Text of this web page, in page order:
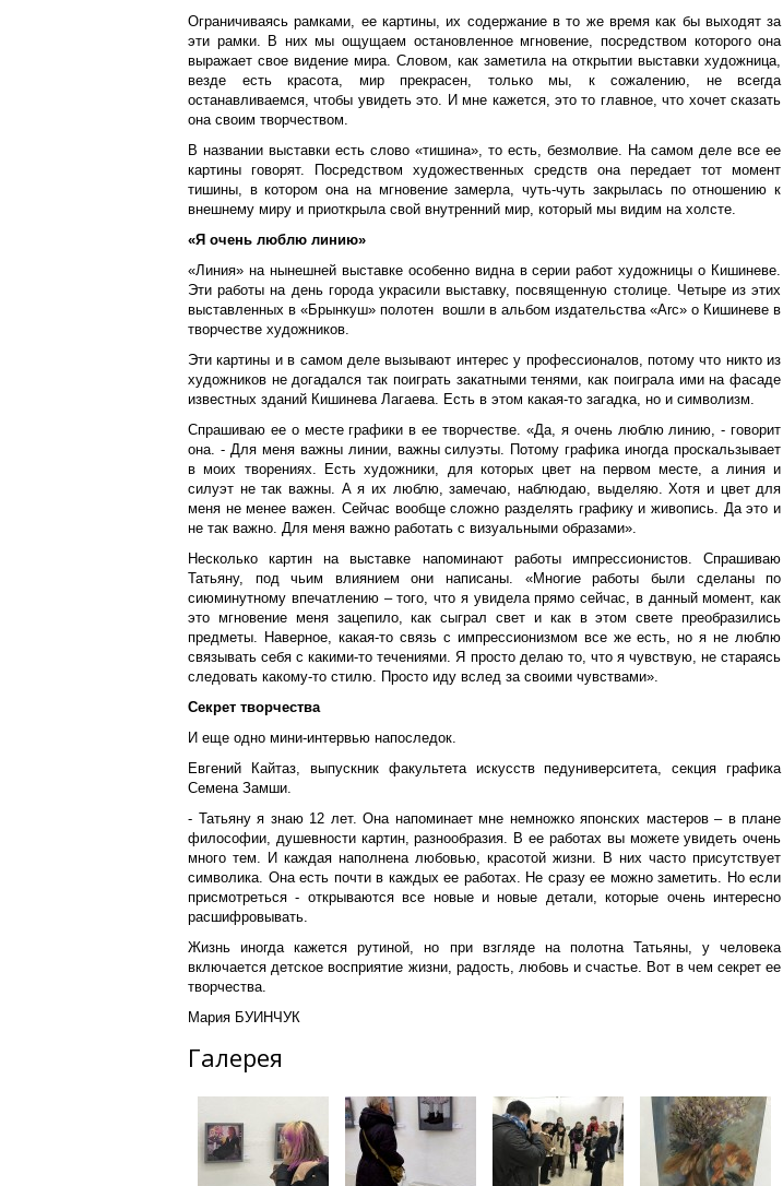
Ограничиваясь рамками, ее картины, их содержание в то же время как бы выходят за
эти рамки. В них мы ощущаем остановленное мгновение, посредством которого она
выражает свое видение мира. Словом, как заметила на открытии выставки художница,
везде есть красота, мир прекрасен, только мы, к сожалению, не всегда
останавливаемся, чтобы увидеть это. И мне кажется, это то главное, что хочет сказать
она своим творчеством.
В названии выставки есть слово «тишина», то есть, безмолвие. На самом деле все ее
картины говорят. Посредством художественных средств она передает тот момент
тишины, в котором она на мгновение замерла, чуть-чуть закрылась по отношению к
внешнему миру и приоткрыла свой внутренний мир, который мы видим на холсте.
«Я очень люблю линию»
«Линия» на нынешней выставке особенно видна в серии работ художницы о Кишиневе.
Эти работы на день города украсили выставку, посвященную столице. Четыре из этих
выставленных в «Брынкуш» полотен вошли в альбом издательства «Arc» о Кишиневе в
творчестве художников.
Эти картины и в самом деле вызывают интерес у профессионалов, потому что никто из
художников не догадался так поиграть закатными тенями, как поиграла ими на фасаде
известных зданий Кишинева Лагаева. Есть в этом какая-то загадка, но и символизм.
Спрашиваю ее о месте графики в ее творчестве. «Да, я очень люблю линию, - говорит
она. - Для меня важны линии, важны силуэты. Потому графика иногда проскальзывает
в моих творениях. Есть художники, для которых цвет на первом месте, а линия и
силуэт не так важны. А я их люблю, замечаю, наблюдаю, выделяю. Хотя и цвет для
меня не менее важен. Сейчас вообще сложно разделять графику и живопись. Да это и
не так важно. Для меня важно работать с визуальными образами».
Несколько картин на выставке напоминают работы импрессионистов. Спрашиваю
Татьяну, под чьим влиянием они написаны. «Многие работы были сделаны по
сиюминутному впечатлению – того, что я увидела прямо сейчас, в данный момент, как
это мгновение меня зацепило, как сыграл свет и как в этом свете преобразились
предметы. Наверное, какая-то связь с импрессионизмом все же есть, но я не люблю
связывать себя с какими-то течениями. Я просто делаю то, что я чувствую, не стараясь
следовать какому-то стилю. Просто иду вслед за своими чувствами».
Секрет творчества
И еще одно мини-интервью напоследок.
Евгений Кайтаз, выпускник факультета искусств педуниверситета, секция графика
Семена Замши.
- Татьяну я знаю 12 лет. Она напоминает мне немножко японских мастеров – в плане
философии, душевности картин, разнообразия. В ее работах вы можете увидеть очень
много тем. И каждая наполнена любовью, красотой жизни. В них часто присутствует
символика. Она есть почти в каждых ее работах. Не сразу ее можно заметить. Но если
присмотреться - открываются все новые и новые детали, которые очень интересно
расшифровывать.
Жизнь иногда кажется рутиной, но при взгляде на полотна Татьяны, у человека
включается детское восприятие жизни, радость, любовь и счастье. Вот в чем секрет ее
творчества.
Мария БУИНЧУК
Галерея